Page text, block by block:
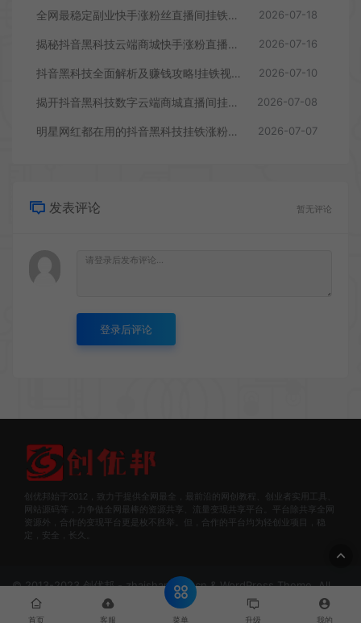
全网最稳定副业快手涨粉丝直播间挂铁云端商城抖音黑科技合伙人 2026-07-18
揭秘抖音黑科技云端商城快手涨粉直播间挂铁点赞软件赚钱秘籍招合伙人 2026-07-16
抖音黑科技全面解析及赚钱攻略!挂铁视频号快手云端商城免费送！ 2026-07-10
揭开抖音黑科技数字云端商城直播间挂铁涨粉丝点赞超低价投流真相及月赚10万+的底层逻辑 2026-07-08
明星网红都在用的抖音黑科技挂铁涨粉兵马俑商城云端商城招代理 2026-07-07
发表评论 暂无评论
登录后评论
创优邦始于2012，致力于提供全网最全，最前沿的网创教程、创业者实用工具、
网站源码等，力争做全网最棒的资源共享、流量变现共享平台。平台除共享全网
资源外，合作的变现平台更是枚不胜举。但，合作的平台均为轻创业项目，稳
定，安全，长久。
© 2013-2023 创优邦 - zhaishanghui.cn & WordPress Theme. All
rights reserved
网站地图 豫ICP备2022007609号
首页 客服 菜单 升级 我的